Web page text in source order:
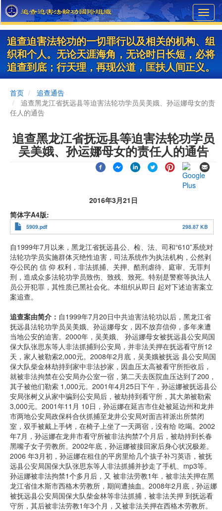
Skip
to
main
content
追查迫害法轮功的一切罪行以及相关的机构、组
织和个人。无论天涯海角，无论时日长短，必将
追查到底；行天理，再现公道，匡扶人间正义。
首页
追查通告
追查黑龙江省抚远县等迫害法轮功学员吴美娥、孙运娜母女的责
任人的通告
追查黑龙江省抚远县等迫害法轮功学员
吴美娥、孙运娜母女的责任人的通告
2016年3月21日
简体字A4版
5909.pdf 298.87 KB
自1999年7月以来，黑龙江省抚远县公、检、法、司和“610”系统对
法轮功学员实施群体灭绝性迫害，司法系统作为执法机构，公然剥
夺公民的 信 仰 权利，非法抓捕、关押、酷刑虐待、庭审、无罪判
刑，造成众多法轮功学员致伤、致残、致死。特别是警察等执法人
员公开犯罪，其性质已黑社会化。本组织从即日 起对下述迫害案立
案追查。
追查案由简介： 自1999年7月20日中共迫害法轮功以后，黑龙江省
抚远县法轮功学员吴美娥、孙运娜母女，因不放弃信仰，多年来遭
当地公安的迫害。2000年，吴美娥、 孙运娜母女被抚远县公安局国
保大队张思东等人非法抓捕到公安局，并非法关押在抚远看守所12
天，家人被勒索2,000元。2008年2月底，吴美娥被抚远 县公安局国
保大队柴金林劫持到家中非法抄家，因血压太高被看守所拒收后，
就被非法拘禁在公安局办公室一宿，第二天去医院血压达到了200，
其子被他们勒索 1,000元。2001年4月25日下午，孙运娜被抚远县公
安局张树义从家中骗到公安局后，被劫持到看守所，其大弟被勒索
3,000元。2001年11月 10日，孙运娜在延吉市住处被延边州和龙井
市两地公安局政保科合伙抓捕至龙井公安局对面吉祥派出所禁闭
室，双手被戴上手铐，在椅子上坐了一天两宿，没有给 吃喝。2002
年7月，孙运娜在龙井市看守所被非法拘禁7个月后，被劫持到长春
黑嘴子女子劳教所。2002年底，孙运娜被接回家后身心状况极差。
2006 年3月初，孙运娜在租住的平房里给几个孩子补习英语，被抚
远县公安局国保大队张思东等人非法抓捕并抄走了手机、mp3等。
孙运娜被非法拘禁1个多月后，又 被非法劳教1年，被非法关押在黑
龙江省佳木斯市西格木劳教所，期间遭抽血。2008年2月底，孙运娜
被抚远县公安局国保大队柴金林等非法抓捕，被非法关押 到抚远看
守所，其后被非法劳教1年3个月，又被非法关押在西格木劳教所。